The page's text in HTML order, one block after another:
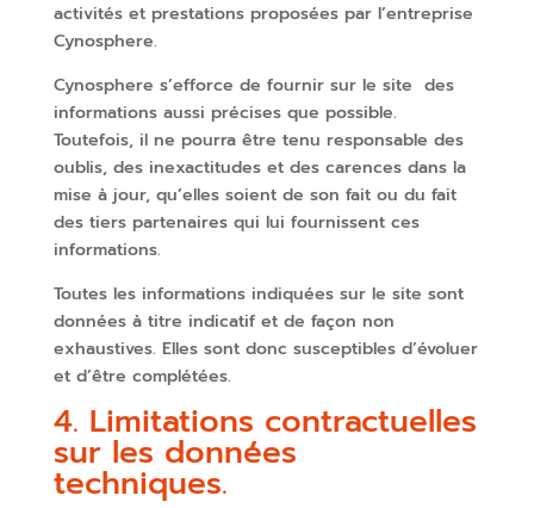
activités et prestations proposées par l’entreprise
Cynosphere.
Cynosphere s’efforce de fournir sur le site des
informations aussi précises que possible.
Toutefois, il ne pourra être tenu responsable des
oublis, des inexactitudes et des carences dans la
mise à jour, qu’elles soient de son fait ou du fait
des tiers partenaires qui lui fournissent ces
informations.
Toutes les informations indiquées sur le site sont
données à titre indicatif et de façon non
exhaustives. Elles sont donc susceptibles d’évoluer
et d’être complétées.
4. Limitations contractuelles
sur les données
techniques.